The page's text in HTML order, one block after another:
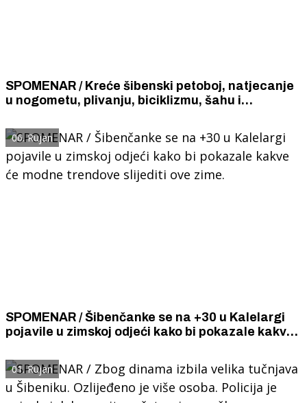
SPOMENAR / Kreće šibenski petoboj, natjecanje
u nogometu, plivanju, biciklizmu, šahu i
06. Rujan
SPOMENAR / Šibenčanke se na +30 u Kalelargi
pojavile u zimskoj odjeći kako bi pokazale kakve
01. Rujan